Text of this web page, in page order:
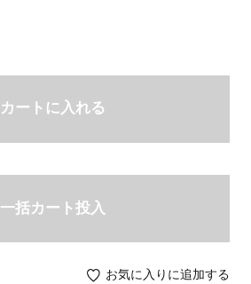
カートに入れる
一括カート投入
お気に入りに追加する